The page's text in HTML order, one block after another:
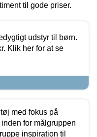
til gode priser.
udstyr til børn.
Klik her for at se
med fokus på
for målgruppen
inspiration til